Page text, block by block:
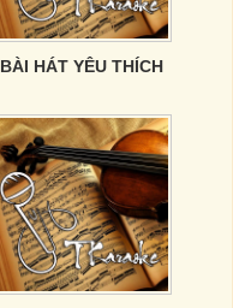
BÀI HÁT YÊU THÍCH